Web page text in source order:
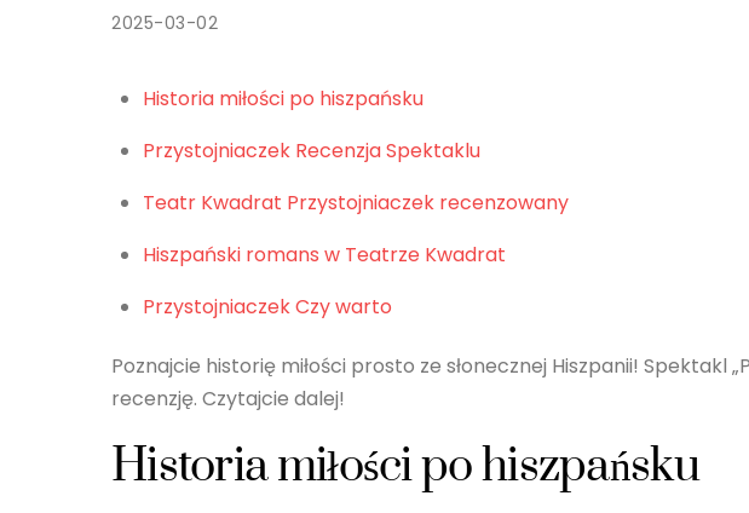
2025-03-02
Historia miłości po hiszpańsku
Przystojniaczek Recenzja Spektaklu
Teatr Kwadrat Przystojniaczek recenzowany
Hiszpański romans w Teatrze Kwadrat
Przystojniaczek Czy warto
Poznajcie historię miłości prosto ze słonecznej Hiszpanii! Spektakl
recenzję. Czytajcie dalej!
Historia miłości po hiszpańsku